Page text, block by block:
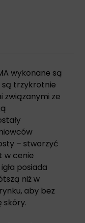
wykonane są
są trzykrotnie
związanymi ze
– stworzyć
w cenie
posiada
niż w
aby bez
skóry.